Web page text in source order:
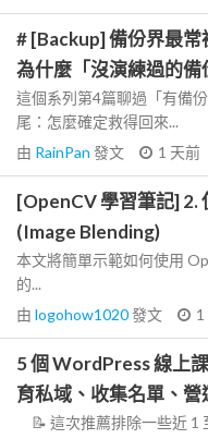
# [Backup] 備份界最
為什麼「沒演練過的
這個系列第4篇聊過「有備
尾：怎麼確定救得回來...
由 RainPan 發文 1 天前
[OpenCV 學習筆記] 2.
(Image Blending)
本文將簡單示範如何使用
的...
由 logohow1020發文
5 個 WordPress 線上
育私域、收集名單、
📝 這次推薦排除一些近 1